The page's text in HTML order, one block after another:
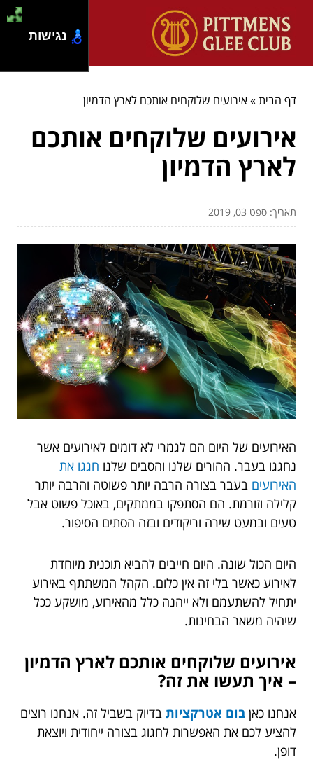
דף הבית»אירועים שלוקחים אותכם לארץ הדמיון
אירועים שלוקחים אותכם
לארץ הדמיון
תאריך: ספט 03, 2019
האירועים של היום הם לגמרי לא דומים לאירועים אשר
נחגגו בעבר. ההורים שלנו והסבים שלנו חגגו את
האירועים בעבר בצורה הרבה יותר פשוטה והרבה יותר
קלילה וזורמת. הם הסתפקו בממתקים, באוכל פשוט אבל
טעים ובמעט שירה וריקודים ובזה הסתים הסיפור.
היום הכול שונה. היום חייבים להביא תוכנית מיוחדת
לאירוע כאשר בלי זה אין כלום. הקהל המשתתף באירוע
יתחיל להשתעמם ולא ייהנה כלל מהאירוע, מושקע ככל
שיהיה משאר הבחינות.
אירועים שלוקחים אותכם לארץ הדמיון
– איך תעשו את זה?
אנחנו כאן בום אטרקציות בדיוק בשביל זה. אנחנו רוצים
להציע לכם את האפשרות לחגוג בצורה ייחודית ויוצאת
דופן.
נגישות